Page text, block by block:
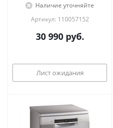
Наличие уточняйте
Артикул: 110057152
30 990руб.
Лист ожидания